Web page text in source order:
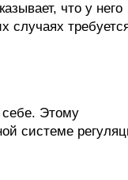
что у него
случаях
себе. Этому
системе